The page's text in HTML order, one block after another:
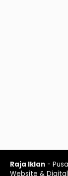
Raja Iklan -
Website &